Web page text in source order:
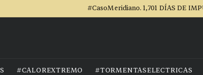
#CasoMeridiano. 1,701 DÍAS DE
#CALOREXTREMO #TORMENTASELECTRICAS